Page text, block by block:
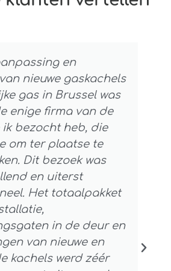
en
nieuwe gaskachels
gas in Brussel was
enige firma van de
ik bezocht heb, die
om ter plaatse te
Dit bezoek was
en uiterst
Het totaalpakket
in de deur en
van nieuwe en
kachels werd zéér